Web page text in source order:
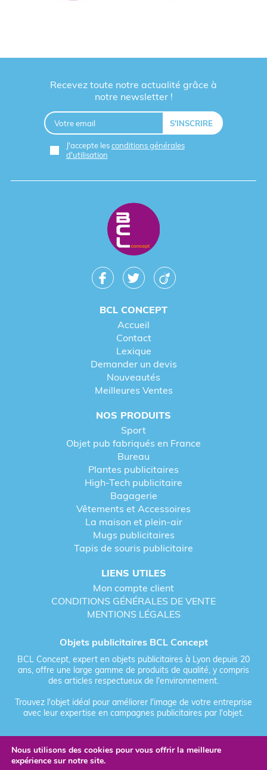
Recevez toute notre actualité grâce à
notre newsletter !
J'accepte lesconditions générales
d'utilisation
BCL CONCEPT
Accueil
Contact
Lexique
Demander un devis
Nouveautés
Meilleures Ventes
NOS PRODUITS
Sport
Objet pub fabriqués en France
Bureau
Plantes publicitaires
High-Tech publicitaire
Bagagerie
Vêtements et Accessoires
La maison et plein-air
Mugs publicitaires
Tapis de souris publicitaire
LIENS UTILES
Mon compte client
CONDITIONS GÉNÉRALES DE VENTE
MENTIONS LÉGALES
Objets publicitaires BCL Concept
BCL Concept, expert en objets publicitaires à Lyon depuis 20
ans, offre une large gamme de produits de qualité, y compris
des articles respectueux de l'environnement.
Trouvez l'objet idéal pour améliorer l'image de votre entreprise
avec leur expertise en campagnes publicitaires par l'objet.
Fièrement forgé par Les Vikings
Nous utilisons des cookies pour vous offrir la meilleure
expérience sur notre site.